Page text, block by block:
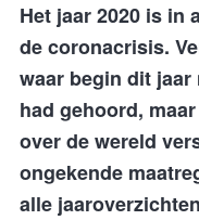
Het jaar 2020 is in
de coronacrisis.
waar begin dit
had gehoord,
over de wereld
ongekende
alle